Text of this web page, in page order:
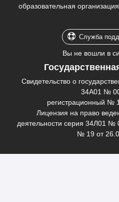
образовательная
Служба
Вы не вошли в
Свидетельство о
34А01 №
регистрационный №
Лицензия на право
деятельности серия 34Л01 №
№ 19 от